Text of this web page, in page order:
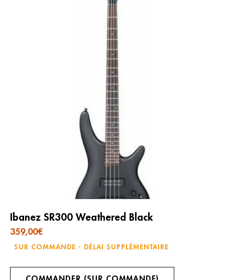
Ibanez SR300 Weathered Black
359,00€
SUR COMMANDE - DÉLAI SUPPLÉMENTAIRE